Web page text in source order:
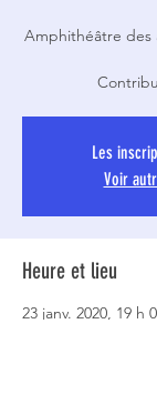
Amphithéâtre des
Les
Voir
Heure et lieu
23 janv. 2020, 19 h